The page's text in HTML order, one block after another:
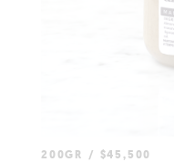
200GR $45,500